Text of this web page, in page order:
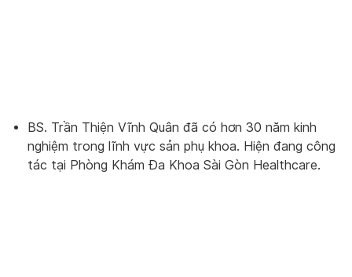
BS. Trần Thiện Vĩnh Quân đã có hơn 30 năm kinh
nghiệm trong lĩnh vực sản phụ khoa. Hiện đang công
tác tại Phòng Khám Đa Khoa Sài Gòn Healthcare.